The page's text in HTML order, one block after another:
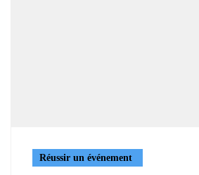
Réussir un événement